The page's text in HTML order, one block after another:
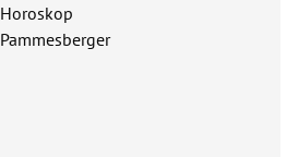
Horoskop
Pammesberger